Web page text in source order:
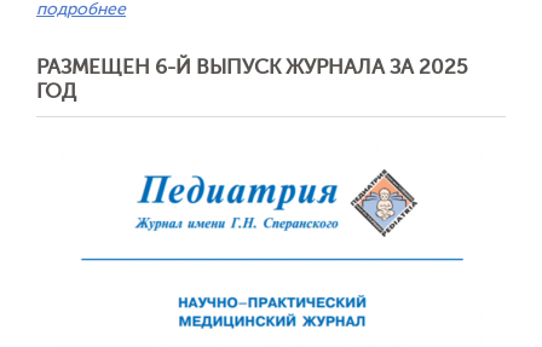
подробнее
РАЗМЕЩЕН 6-Й ВЫПУСК ЖУРНАЛА ЗА 2025
ГОД
Отправить